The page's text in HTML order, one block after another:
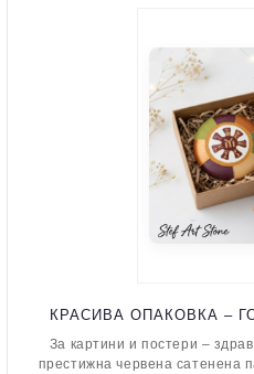
КРАСИВА ОПАКОВКА –
За картини и постери –
престижна червена сатенена